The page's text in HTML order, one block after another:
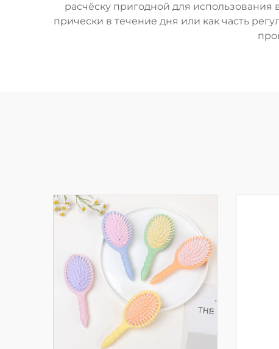
расчёску пригодной для использования
прически в течение дня или как часть